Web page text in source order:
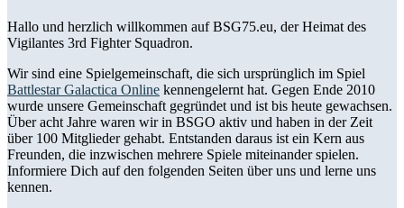
Hallo und herzlich willkommen auf BSG75.eu, der Heimat des
Vigilantes 3rd Fighter Squadron.
Wir sind eine Spielgemeinschaft, die sich ursprünglich im Spiel
Battlestar Galactica Online kennengelernt hat. Gegen Ende 2010
wurde unsere Gemeinschaft gegründet und ist bis heute gewachsen.
Über acht Jahre waren wir in BSGO aktiv und haben in der Zeit
über 100 Mitglieder gehabt. Entstanden daraus ist ein Kern aus
Freunden, die inzwischen mehrere Spiele miteinander spielen.
Informiere Dich auf den folgenden Seiten über uns und lerne uns
kennen.